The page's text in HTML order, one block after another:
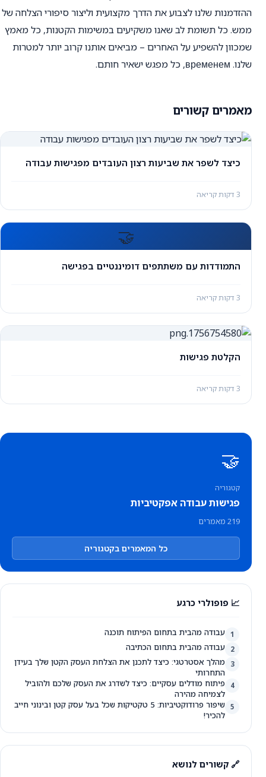
ההזדמנות שלנו לצבוע את הדרך מקצועית וליצור סיפורי הצלחה של
ממש. כל תשומת לב שאנו משקיעים במשימות הקטנות, כל מאמץ
שמכוון להשפיע על האחרים – מביאים אותנו קרוב יותר למטרות
שלנו. временем, כל מפגש ישאיר חותם.
מאמרים קשורים
כיצד לשפר את שביעות רצון העובדים מפגישות עבודה
3 דקות קריאה
🤝
התמודדות עם משתתפים דומיננטיים בפגישה
3 דקות קריאה
הקלטת פגישות
3 דקות קריאה
🤝
קטגוריה
פגישות עבודה אפקטיביות
219 מאמרים
כל המאמרים בקטגוריה
📈 פופולרי כרגע
1 עבודה מהבית בתחום הפיתוח תוכנה
2 עבודה מהבית בתחום הכתיבה
3
מהלך אסטרטגי: כיצד לתכנן את הצלחת העסק הקטן שלך בעידן
התחרותי
4
פיתוח מודלים עסקיים: כיצד לשדרג את העסק שלכם ולהוביל
לצמיחה מהירה
5
שיפור פרודוקטיביות: 5 טקטיקות שכל בעל עסק קטן ובינוני חייב
להכיר!
🔗 קשורים לנושא